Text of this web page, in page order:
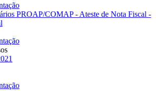
PROAP/COMAP - Ateste de Nota Fiscal -